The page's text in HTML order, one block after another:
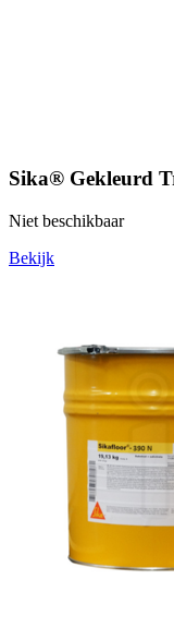
Sika® Gekleurd
Niet beschikbaar
Bekijk